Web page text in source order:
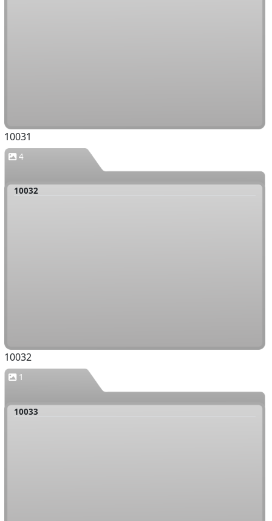
10031
4
10032
10032
1
10033